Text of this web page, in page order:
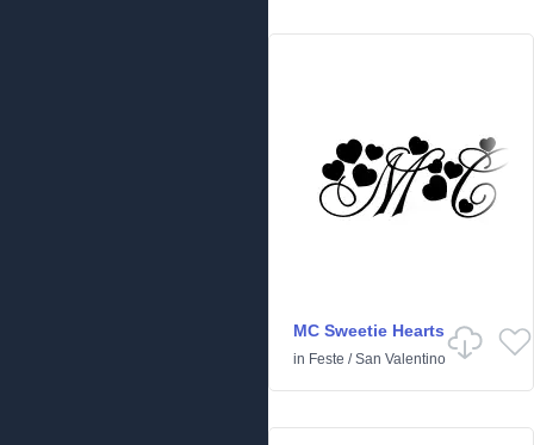
MC Sweetie Hearts
in Feste /San Valentino